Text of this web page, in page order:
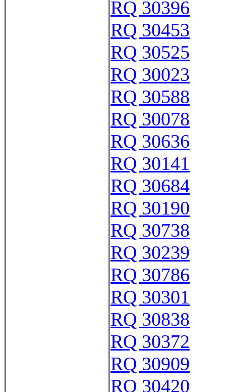
RQ 30396
RQ 30453
RQ 30525
RQ 30023
RQ 30588
RQ 30078
RQ 30636
RQ 30141
RQ 30684
RQ 30190
RQ 30738
RQ 30239
RQ 30786
RQ 30301
RQ 30838
RQ 30372
RQ 30909
RQ 30420